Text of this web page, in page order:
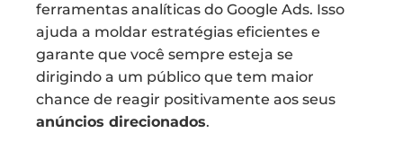
ferramentas analíticas do Google Ads. Isso
ajuda a moldar estratégias eficientes e
garante que você sempre esteja se
dirigindo a um público que tem maior
chance de reagir positivamente aos seus
anúncios direcionados.